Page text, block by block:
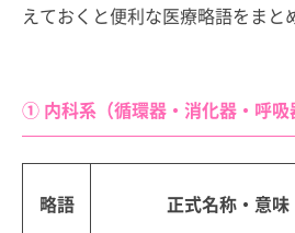
えておくと便利な医療略語をまと
① 内科系（循環器・消化器・呼吸
略語 正式名称・意味